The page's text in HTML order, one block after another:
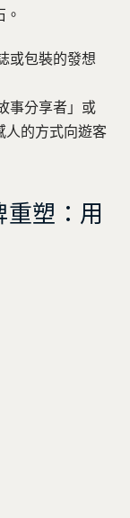
。
或包裝的發想
事分享者」或
人的方式向遊客
塑：用